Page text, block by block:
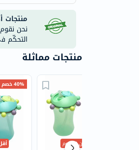
منتجات
نحن
التحكّم
منتجات مماثلة
40% خصم
من 30 يوم